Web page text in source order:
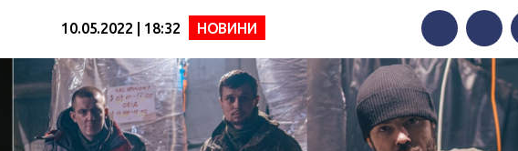
10.05.2022 | 18:32 НОВИНИ
FacebookTwitter